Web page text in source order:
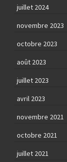
juillet 2024
novembre 2023
octobre 2023
août 2023
juillet 2023
avril 2023
novembre 2021
octobre 2021
juillet 2021